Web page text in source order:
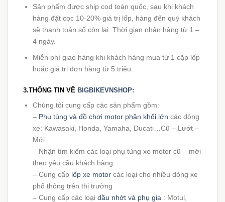
Sản phẩm được ship cod toàn quốc, sau khi khách
hàng đặt cọc 10-20% giá trị lốp, hàng đến quý khách
sẽ thanh toán số còn lại. Thời gian nhận hàng từ 1 –
4 ngày.
Miễn phí giao hàng khi khách hàng mua từ 1 cặp lốp
hoặc giá trị đơn hàng từ 5 triệu.
3.THÔNG TIN VỀ BIGBIKEVNSHOP:
Chúng tôi cung cấp các sản phẩm gồm:
– Phụ tùng và đồ chơi motor phân khối lớn các dòng
xe: Kawasaki, Honda, Yamaha, Ducati…Cũ – Lướt –
Mới
– Nhận tìm kiếm các loại phụ tùng xe motor cũ – mới
theo yêu cầu khách hàng.
– Cung cấp lốp xe motorcác loại cho nhiều dòng xe
phổ thông trên thị trường
– Cung cấp các loại dầu nhớt và phụ gia : Motul,